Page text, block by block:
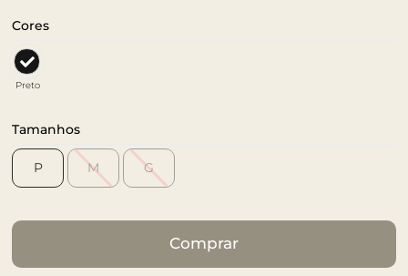
Cores
Preto
Tamanhos
P M G
Comprar